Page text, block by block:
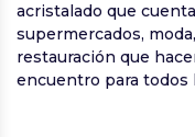
acristalado que
supermercados,
restauración que
encuentro para todos